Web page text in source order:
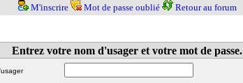
M'inscrire Mot de passe oublié Retour au forum
Entrez votre nom d'usager et votre mot de passe.